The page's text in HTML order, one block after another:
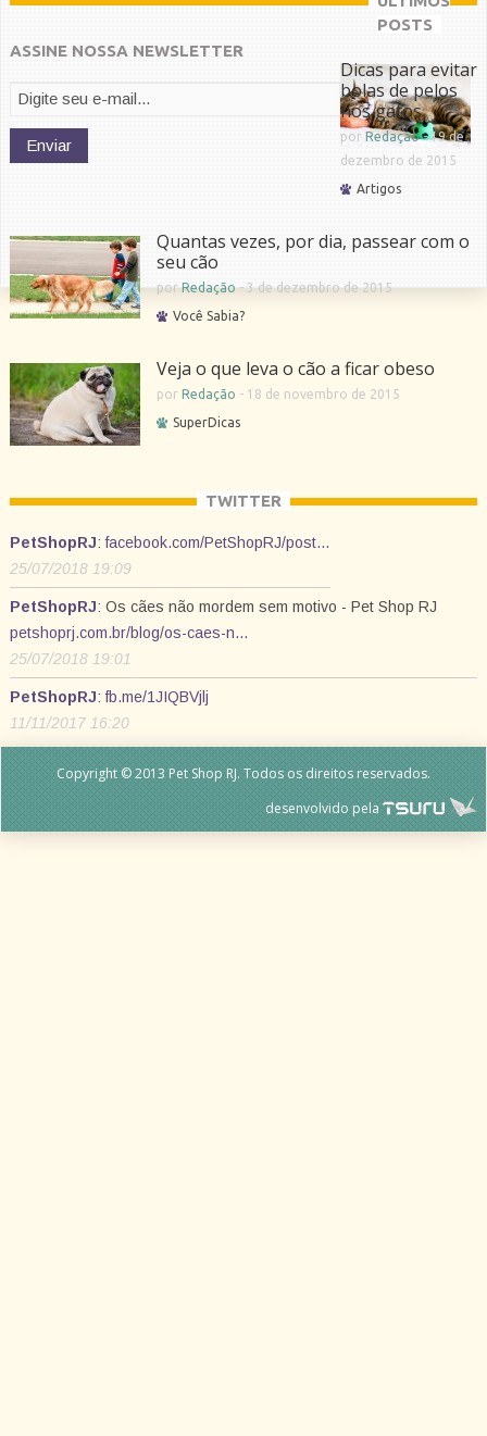
ASSINE NOSSA NEWSLETTER
POSTS
Dicas para evitar
bolas de pelos
nos gatos
por Redação-19 de
dezembro de 2015
Artigos
Quantas vezes, por dia, passear com o
seu cão
porRedação-3 de dezembro de 2015
Você Sabia?
Veja o que leva o cão a ficar obeso
por Redação - 18 de novembro de 2015
SuperDicas
TWITTER
PetShopRJ:facebook.com/PetShopRJ/post…
25/07/2018 19:09
PetShopRJ: Os cães não mordem sem motivo - Pet Shop RJ
petshoprj.com.br/blog/os-caes-n…
25/07/2018 19:01
PetShopRJ:fb.me/1JIQBVjlj
11/11/2017 16:20
Copyright © 2013 Pet Shop RJ. Todos os direitos reservados.
desenvolvido pela